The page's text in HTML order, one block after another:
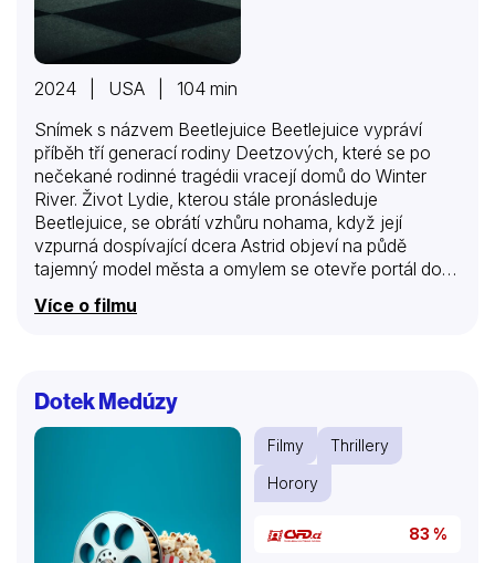
2024 | USA | 104 min
Snímek s názvem Beetlejuice Beetlejuice vypráví
příběh tří generací rodiny Deetzových, které se po
nečekané rodinné tragédii vracejí domů do Winter
River. Život Lydie, kterou stále pronásleduje
Beetlejuice, se obrátí vzhůru nohama, když její
vzpurná dospívající dcera Astrid objeví na půdě
tajemný model města a omylem se otevře portál do
posmrtného života. V obou říších se rodí problémy a
je jen otázkou času, kdy někdo třikrát vysloví
Více o filmu
Dotek Medúzy
Filmy
Thrillery
Horory
83 %